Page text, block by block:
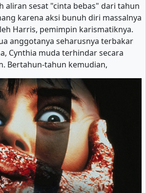
aliran sesat "cinta bebas" dari tahun
karena aksi bunuh diri massalnya
Harris, pemimpin karismatiknya.
anggotanya seharusnya terbakar
Cynthia muda terhindar secara
Bertahun-tahun kemudian,